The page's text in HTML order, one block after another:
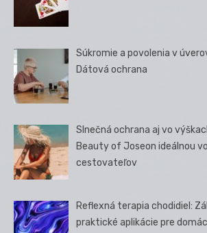
Súkromie a povolenia v
Dátová ochrana
Slnečná ochrana aj vo
Beauty of Joseon ideálnou
cestovateľov
Reflexná terapia chodidiel:
praktické aplikácie pre